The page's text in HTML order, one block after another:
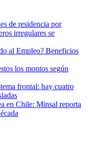
de residencia por
irregulares se
al Empleo? Beneficios
los montos según
frontal: hay cuatro
en Chile: Minsal reporta